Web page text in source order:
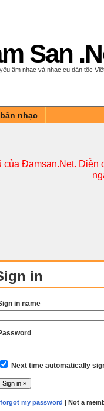
San
âm nhạc và nhạc cụ dân tộc
nhạc
của Đamsan.Net.
in
in name
Next time automatically
I forgot my password | Not a